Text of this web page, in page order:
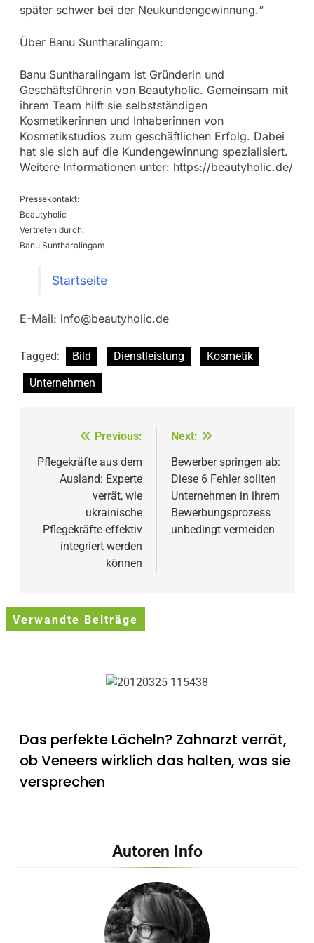
später schwer bei der Neukundengewinnung.“
Über Banu Suntharalingam:
Banu Suntharalingam ist Gründerin und
Geschäftsführerin von Beautyholic. Gemeinsam mit
ihrem Team hilft sie selbstständigen
Kosmetikerinnen und Inhaberinnen von
Kosmetikstudios zum geschäftlichen Erfolg. Dabei
hat sie sich auf die Kundengewinnung spezialisiert.
Weitere Informationen unter: https://beautyholic.de/
Pressekontakt:
Beautyholic
Vertreten durch:
Banu Suntharalingam
Startseite
E-Mail: info@beautyholic.de
Tagged: Bild Dienstleistung
Kosmetik
Unternehmen
Beitragsnavigation
Previous:
Pflegekräfte aus dem
Ausland: Experte
verrät, wie
ukrainische
Pflegekräfte effektiv
integriert werden
können
Next:
Bewerber springen ab:
Diese 6 Fehler sollten
Unternehmen in ihrem
Bewerbungsprozess
unbedingt vermeiden
Verwandte Beiträge
Das perfekte Lächeln? Zahnarzt verrät,
ob Veneers wirklich das halten, was sie
versprechen
Summer Glow als Umsatzbooster –
Wie Kosmetikstudios saisonale Trends
Autoren Info